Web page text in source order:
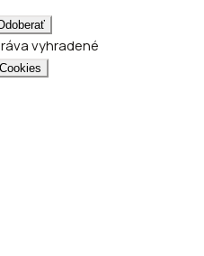
vyhradené
Cookies